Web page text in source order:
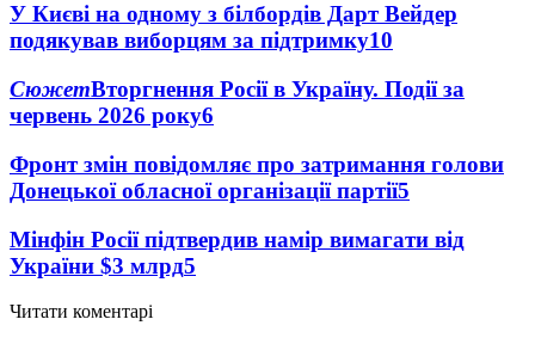
У Києві на одному з білбордів Дарт Вейдер
подякував виборцям за підтримку10
СюжетВторгнення Росії в Україну. Події за
червень 2026 року6
Фронт змін повідомляє про затримання голови
Донецької обласної організації партії5
Мінфін Росії підтвердив намір вимагати від
України $3 млрд5
Читати коментарі